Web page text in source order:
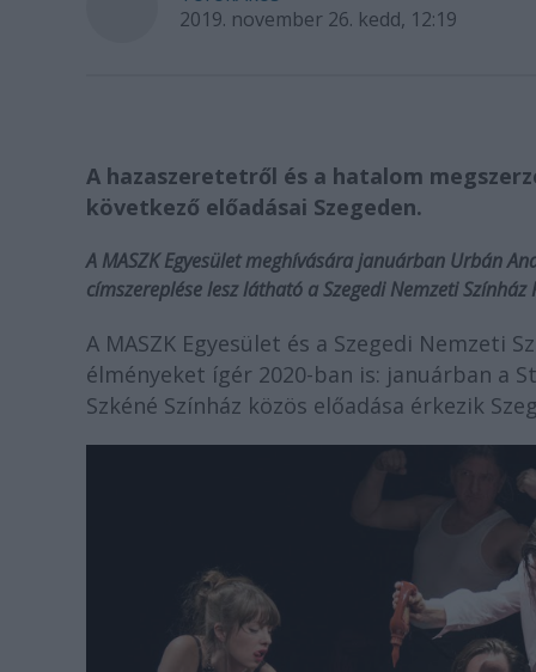
2019. november 26. kedd, 12:19
A hazaszeretetről és a hatalom megszerz
következő előadásai Szegeden.
A MASZK Egyesület meghívására januárban Urbán
címszereplése lesz látható a Szegedi Nemzeti
A MASZK Egyesület és a Szegedi
élményeket ígér 2020-ban is: januárban a
Szkéné Színház közös előadása érkezik